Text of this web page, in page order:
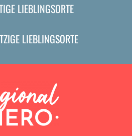
LIEBLINGSORTE
LIEBLINGSORTE